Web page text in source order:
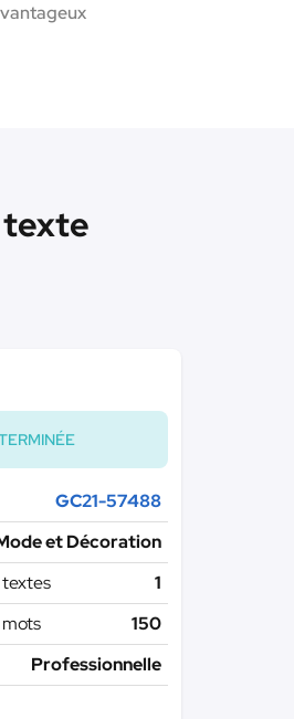
texte
GC21-57488
et Décoration
1
150
Professionnelle